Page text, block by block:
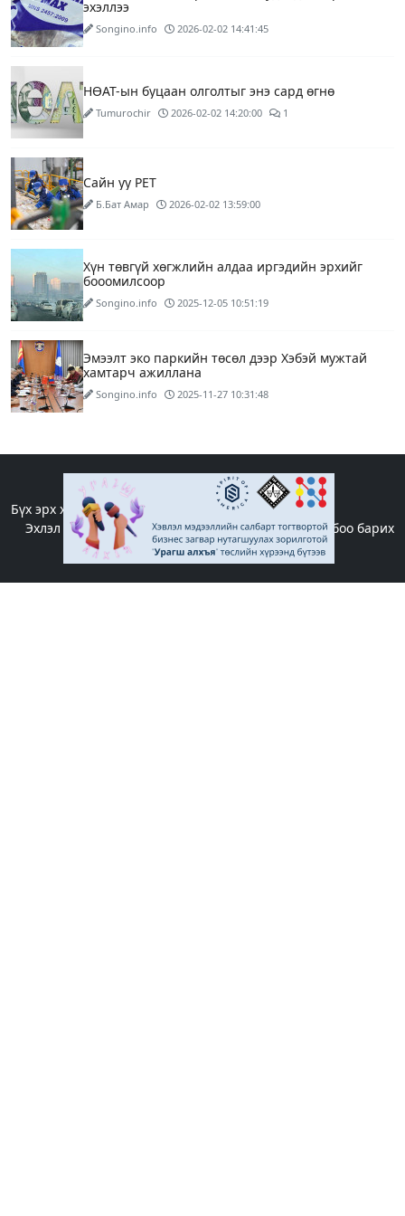
эхэллээ
Songino.info 2026-02-02 14:41:45
НӨАТ-ын буцаан олголтыг энэ сард өгнө
Tumurochir 2026-02-02 14:20:00 1
Сайн уу PET
Б.Бат Амар 2026-02-02 13:59:00
Хүн төвгүй хөгжлийн алдаа иргэдийн эрхийг
бооомилсоор
Songino.info 2025-12-05 10:51:19
Эмээлт эко паркийн төсөл дээр Хэбэй мужтай
хамтарч ажиллана
Songino.info 2025-11-27 10:31:48
ашиглалтад орсноор булшлах хог хаягдлын
хэмжээ 8 хувиар буурна
Songino.info 2025-11-27 10:28:33
Чөлөөт бөхийн шигшээ багийнхан АНУ-ыг зорив
Бүх эрх хуулиар хамгаалагдсан. © 2019 - 2022
Эхлэл |Редакцийн бодлого|Бидний тухай|Холбоо барих